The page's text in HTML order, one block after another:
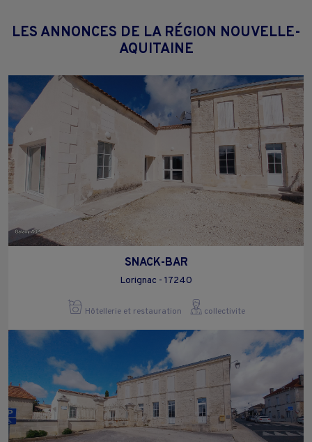
LES ANNONCES DE LA RÉGION NOUVELLE-
AQUITAINE
SNACK-BAR
Lorignac - 17240
Hôtellerie et restauration collectivite